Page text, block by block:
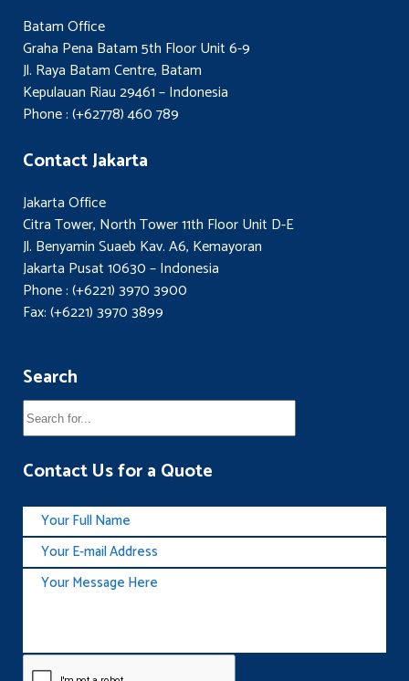
Batam Office
Graha Pena Batam 5th Floor Unit 6-9
Jl. Raya Batam Centre, Batam
Kepulauan Riau 29461 – Indonesia
Phone : (+62778) 460 789
Contact Jakarta
Jakarta Office
Citra Tower, North Tower 11th Floor Unit D-E
Jl. Benyamin Suaeb Kav. A6, Kemayoran
Jakarta Pusat 10630 – Indonesia
Phone : (+6221) 3970 3900
Fax: (+6221) 3970 3899
Search
Contact Us for a Quote